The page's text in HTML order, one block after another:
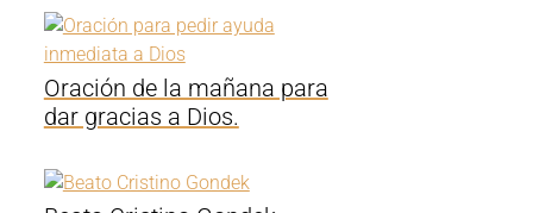
Oración de la mañana para
dar gracias a Dios.